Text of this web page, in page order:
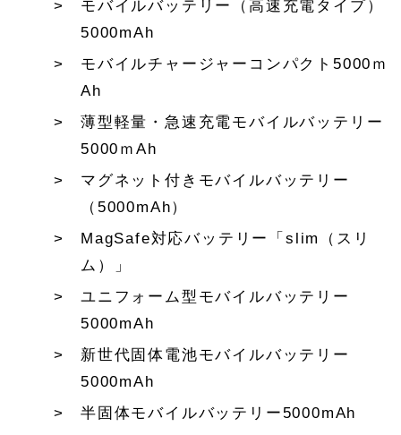
モバイルバッテリー（高速充電タイプ）
5000mAh
モバイルチャージャーコンパクト5000ｍ
Ah
薄型軽量・急速充電モバイルバッテリー
5000ｍAh
マグネット付きモバイルバッテリー
（5000mAh）
MagSafe対応バッテリー「slim（スリ
ム）」
ユニフォーム型モバイルバッテリー
5000mAh
新世代固体電池モバイルバッテリー
5000mAh
半固体モバイルバッテリー5000mAh